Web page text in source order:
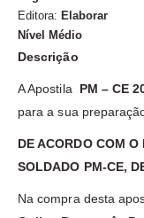
Editora: Elaborar
Nível Médio
Descrição
A Apostila PM – CE
para a sua
DE ACORDO COM
SOLDADO PM-CE,
Na compra desta